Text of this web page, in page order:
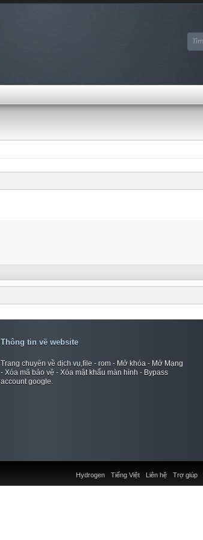
Thông tin về website
Trang chuyên về dịch vụ,file - rom - Mở khóa - Mở Mạng
- Xóa mã bảo vệ - Xóa mật khẩu màn hình - Bypass
account google.
Liên hệ Trợ giúp
Hydrogen Tiếng Việt